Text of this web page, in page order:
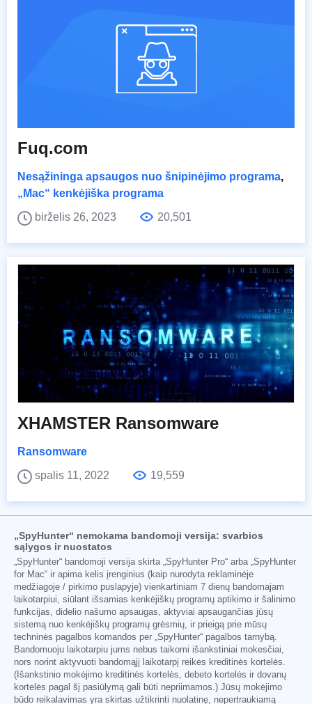
Fuq.com
Nesąžininga apsaugos nuo šnipinėjimo programa,
„Mac“ kenkėjiška programa
birželis 26, 2023
20,501
XHAMSTER Ransomware
Ransomware
spalis 11, 2022
19,559
„SpyHunter“ nemokama bandomoji versija: svarbios
sąlygos ir nuostatos
„SpyHunter“ bandomoji versija skirta „SpyHunter Pro“ arba „SpyHunter
for Mac“ ir apima kelis įrenginius (kaip nurodyta reklaminėje
medžiagoje / pirkimo puslapyje) vienkartiniam 7 dienų bandomajam
laikotarpiui, siūlant išsamias kenkėjiškų programų aptikimo ir šalinimo
funkcijas, didelio našumo apsaugas, aktyviai apsaugančias jūsų
sistemą nuo kenkėjiškų programų grėsmių, ir prieigą prie mūsų
techninės pagalbos komandos per „SpyHunter“ pagalbos tarnybą.
Bandomuoju laikotarpiu jums nebus taikomi išankstiniai mokesčiai,
nors norint aktyvuoti bandomąjį laikotarpį reikės kreditinės kortelės.
(Išankstinio mokėjimo kreditinės kortelės, debeto kortelės ir dovanų
kortelės pagal šį pasiūlymą gali būti nepriimamos.) Jūsų mokėjimo
būdo reikalavimas yra skirtas užtikrinti nuolatinę, nepertraukiamą